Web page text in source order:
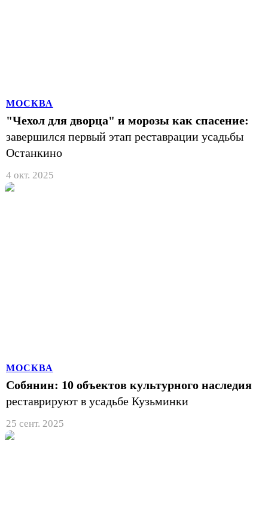
МОСКВА
"Чехол для дворца" и морозы как спасение:
завершился первый этап реставрации усадьбы
Останкино
4 окт. 2025
МОСКВА
Собянин: 10 объектов культурного наследия
реставрируют в усадьбе Кузьминки
25 сент. 2025